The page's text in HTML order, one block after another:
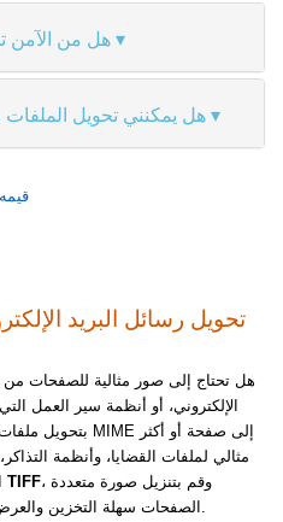
هل من الآمن
هل يمكنني تحويل
قيمه
هل تحتاج إلى صور مثالية للصفحات من
الإلكتروني، أو أنظمة سير العمل
بتحويل ملفات رسائل MIME إلى صفحة أو أكثر
TIFF، وقم بتنزيل صورة متعددة
الصفحات سهلة التخزين والعرض والمعالجة—بدون تثبيت، ولا تسجيل.